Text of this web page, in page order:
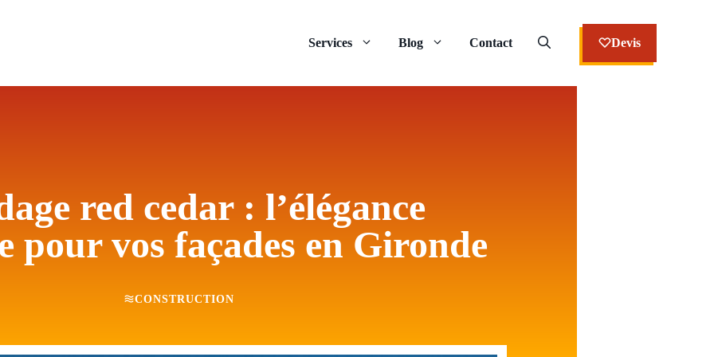
Services Blog Contact Devis
red cedar : l’élégance
pour vos façades en Gironde
CONSTRUCTION